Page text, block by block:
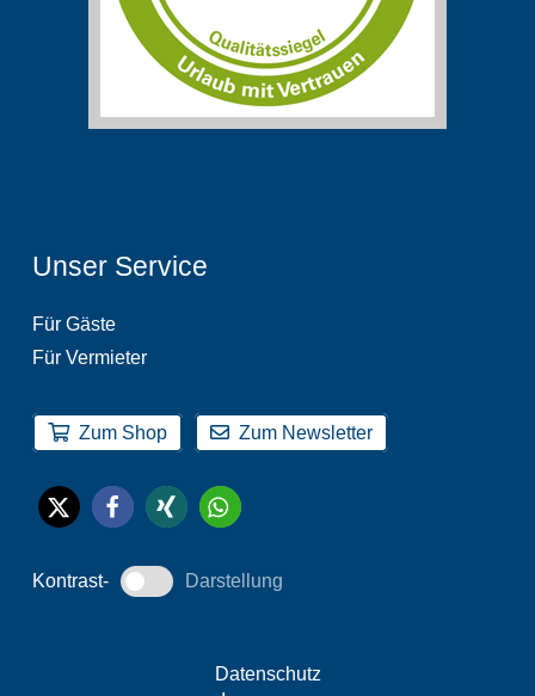
Unser Service
Für Gäste
Für Vermieter
Zum Shop Zum Newsletter
Kontrast- Darstellung
Datenschutz